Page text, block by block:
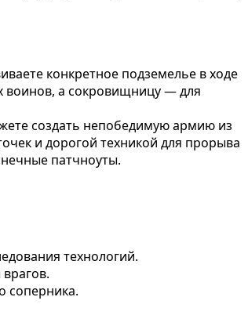
конкретное подземелье в ходе
воинов, а сокровищницу — для
создать непобедимую армию из
и дорогой техникой для прорыва
патчноуты.
технологий.
соперника.